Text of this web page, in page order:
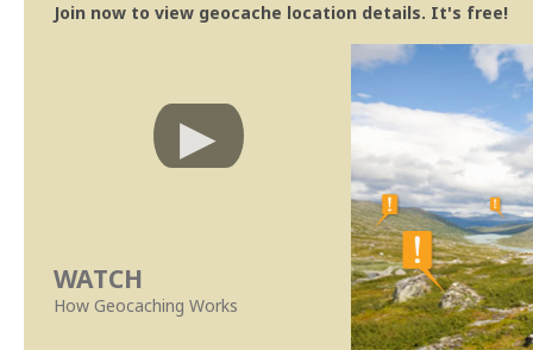
Join now to view geocache location details. It's free!
WATCH
How Geocaching Works